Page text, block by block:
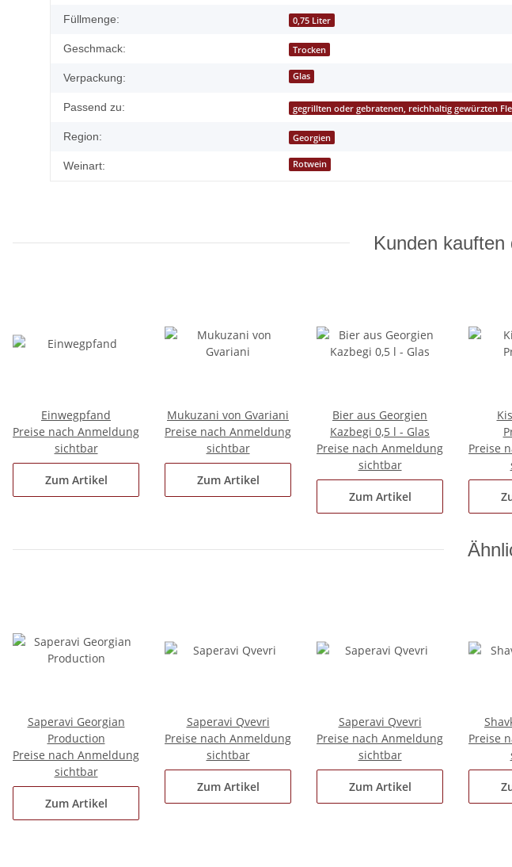
Füllmenge: 0,75 Liter
Geschmack: Trocken
Verpackung: Glas
Passend zu: gegrillten oder gebratenen, reichhaltig gewürzten
Region: Georgien
Weinart: Rotwein
Kunden kauften
Einwegpfand
Preise nach Anmeldung
sichtbar
Zum Artikel
Mukuzani von Gvariani
Preise nach Anmeldung
sichtbar
Zum Artikel
Bier aus Georgien
Kazbegi 0,5 l - Glas
Preise nach Anmeldung
sichtbar
Zum Artikel
Preise
Saperavi Georgian
Production
Preise nach Anmeldung
sichtbar
Zum Artikel
Saperavi Qvevri
Preise nach Anmeldung
sichtbar
Zum Artikel
Saperavi Qvevri
Preise nach Anmeldung
sichtbar
Zum Artikel
Preise